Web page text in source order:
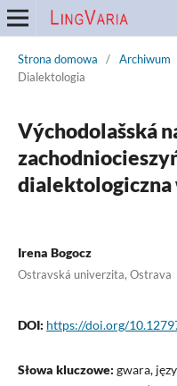
Strona domowa / Archiwum
Dialektologia
Východolašská
dialektologiczna
Irena Bogocz
Ostravská univerzita, Ostrava
DOI: https://doi.org/
Słowa kluczowe: gwara,